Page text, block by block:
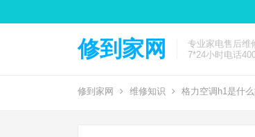
修到家网
专业家电售后维
7*24小时电话
修到家网 维修知识 格力空调h1是什